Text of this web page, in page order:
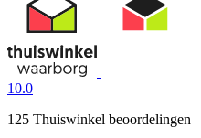
10.0
125 Thuiswinkel beoordelingen